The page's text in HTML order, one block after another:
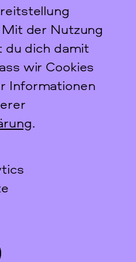
der Nutzung
du dich damit
wir Cookies
Informationen
.